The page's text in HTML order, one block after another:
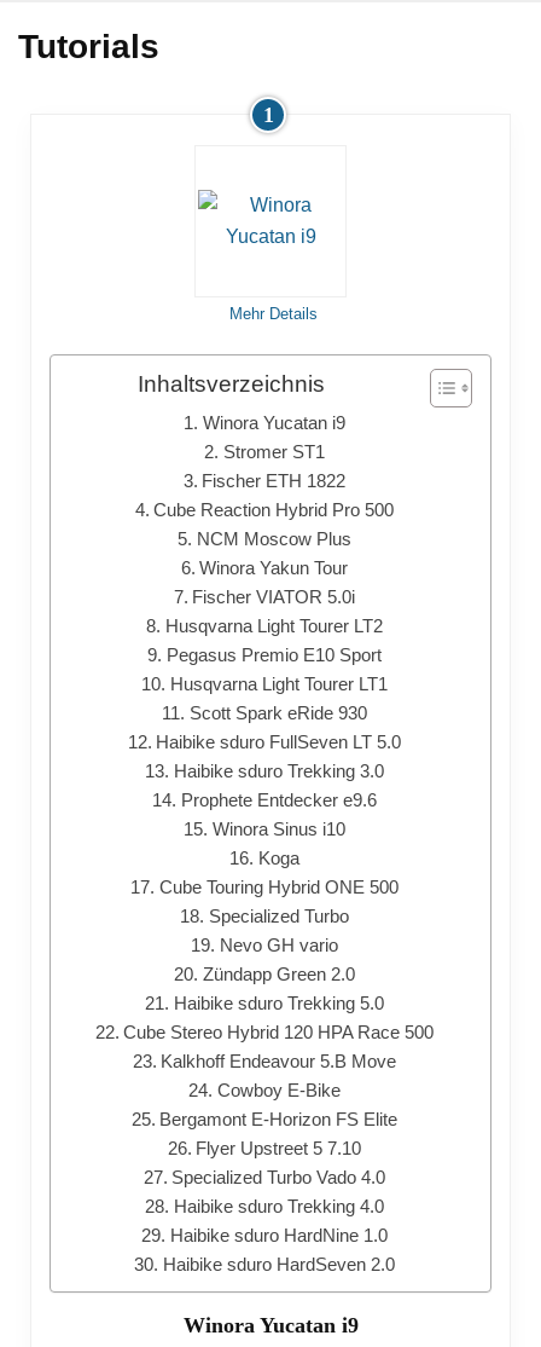
Tutorials
1
Mehr Details
Inhaltsverzeichnis
Winora Yucatan i9
Stromer ST1
Fischer ETH 1822
Cube Reaction Hybrid Pro 500
NCM Moscow Plus
Winora Yakun Tour
Fischer VIATOR 5.0i
Husqvarna Light Tourer LT2
Pegasus Premio E10 Sport
Husqvarna Light Tourer LT1
Scott Spark eRide 930
Haibike sduro FullSeven LT 5.0
Haibike sduro Trekking 3.0
Prophete Entdecker e9.6
Winora Sinus i10
Koga
Cube Touring Hybrid ONE 500
Specialized Turbo
Nevo GH vario
Zündapp Green 2.0
Haibike sduro Trekking 5.0
Cube Stereo Hybrid 120 HPA Race 500
Kalkhoff Endeavour 5.B Move
Cowboy E-Bike
Bergamont E-Horizon FS Elite
Flyer Upstreet 5 7.10
Specialized Turbo Vado 4.0
Haibike sduro Trekking 4.0
Haibike sduro HardNine 1.0
Haibike sduro HardSeven 2.0
Winora Yucatan i9